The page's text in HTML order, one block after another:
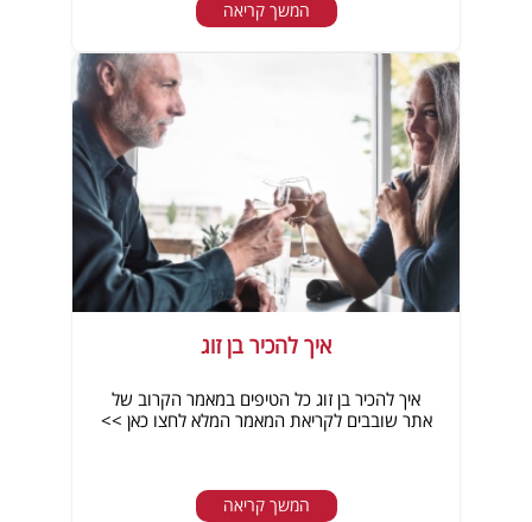
המשך קריאה
איך להכיר בן זוג
איך להכיר בן זוג כל הטיפים במאמר הקרוב של
אתר שובבים לקריאת המאמר המלא לחצו כאן >>
המשך קריאה